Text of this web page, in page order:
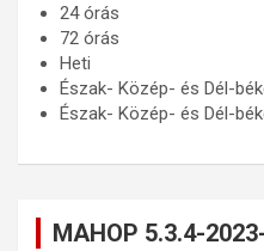
24 órás
72 órás
Heti
Észak- Közép- és Dél-
Észak- Közép- és Dél-
MAHOP 5.3.4-